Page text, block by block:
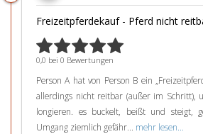
Freizeitpferdekauf - Pferd nicht
0,0 bei 0 Bewertungen
Person A hat von Person B ein
allerdings nicht reitbar (außer im Schritt),
longieren. es buckelt, beißt und steigt,
Umgang ziemlich gefähr... mehr lesen...